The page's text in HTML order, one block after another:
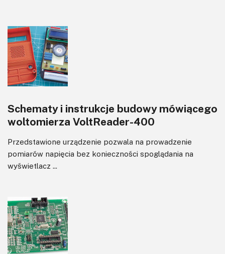
Schematy i instrukcje budowy mówiącego
woltomierza VoltReader-400
Przedstawione urządzenie pozwala na prowadzenie
pomiarów napięcia bez konieczności spoglądania na
wyświetlacz ...